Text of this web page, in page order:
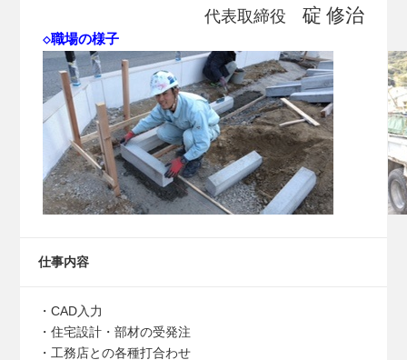
代表取締役 碇 修治
◇職場の様子
仕事内容
・CAD入力
・住宅設計・部材の受発注
・工務店との各種打合わせ